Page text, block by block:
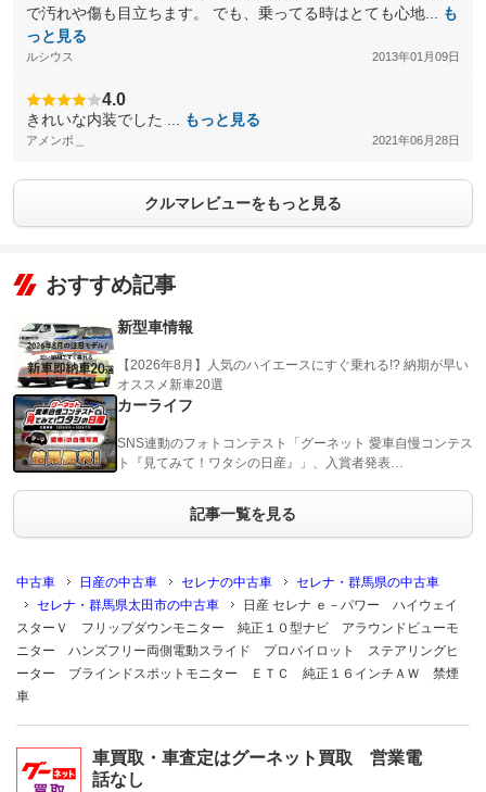
で汚れや傷も目立ちます。 でも、乗ってる時はとても心地...
も
っと見る
ルシウス 2013年01月09日
4.0
きれいな内装でした ... もっと見る
アメンボ＿ 2021年06月28日
クルマレビューをもっと見る
おすすめ記事
新型車情報
【2026年8月】人気のハイエースにすぐ乗れる!? 納期が早い
オススメ新車20選
カーライフ
SNS連動のフォトコンテスト「グーネット 愛車自慢コンテス
ト『見てみて！ワタシの日産』」、入賞者発表…
記事一覧を見る
中古車 日産の中古車 セレナの中古車
セレナ・群馬県の中古車
セレナ・群馬県太田市の中古車
日産 セレナ ｅ－パワー ハイウェイ
スターＶ フリップダウンモニター 純正１０型ナビ アラウンドビューモ
ニター ハンズフリー両側電動スライド プロパイロット ステアリングヒ
ーター ブラインドスポットモニター ＥＴＣ 純正１６インチＡＷ 禁煙
車
車買取・車査定はグーネット買取 営業電
話なし